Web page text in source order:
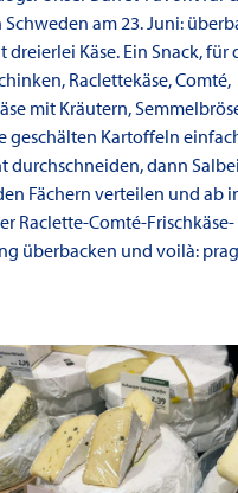
am 23. Juni:
dreierlei Käse. Ein Snack,
Raclettekäse, Comté,
mit Kräutern,
geschälten Kartoffeln
durchschneiden, dann
Fächern verteilen und ab
Raclette-Comté-
überbacken und voilà: